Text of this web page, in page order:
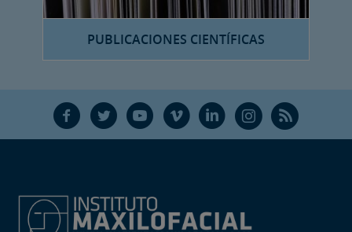
PUBLICACIONES CIENTÍFICAS
F T Y V L Ñ R